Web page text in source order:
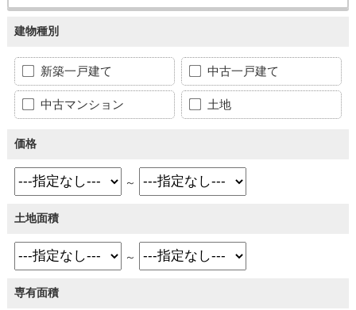
建物種別
新築一戸建て 中古一戸建て
中古マンション 土地
価格
～
土地面積
～
専有面積